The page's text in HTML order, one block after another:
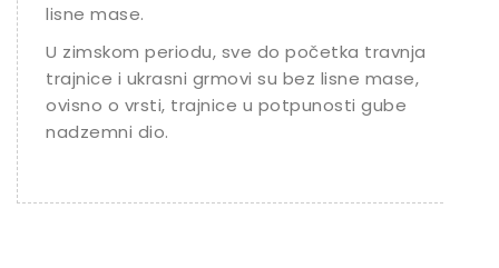
lisne mase.
U zimskom periodu, sve do početka travnja
trajnice i ukrasni grmovi su bez lisne mase,
ovisno o vrsti, trajnice u potpunosti gube
nadzemni dio.